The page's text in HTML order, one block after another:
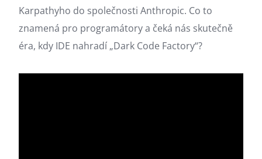
Karpathyho do společnosti Anthropic. Co to
znamená pro programátory a čeká nás skutečně
éra, kdy IDE nahradí „Dark Code Factory“?